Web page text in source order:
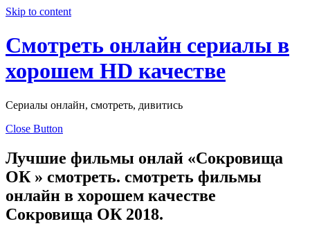
Skip to content
Смотреть онлайн сериалы в
хорошем HD качестве
Сериалы онлайн, смотреть, дивитись
Close Button
Лучшие фильмы онлай «Сокровища
ОК » смотреть. смотреть фильмы
онлайн в хoрoшем кaчеcтве
Сокровища ОК 2018.